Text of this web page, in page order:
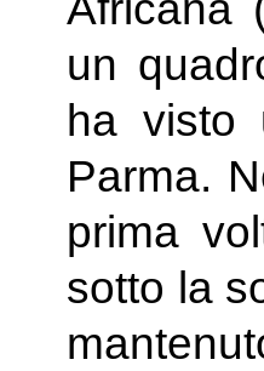
un
ha visto
Parma.
prima
sotto la